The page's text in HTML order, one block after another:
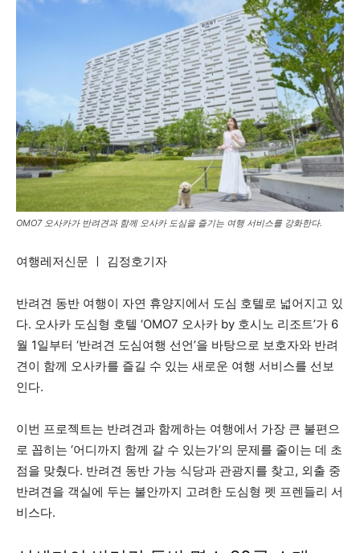
OMO7 오사카가 반려견과 함께 오사카 도심을 즐기는 여행 서비스를 강화한다.
여행레저신문 ㅣ 김정호기자
반려견 동반 여행이 자연 휴양지에서 도심 호텔로 넓어지고 있
다. 오사카 도심형 호텔 ‘OMO7 오사카 by 호시노 리조트’가 6
월 1일부터 ‘반려견 도심여행 선언’을 바탕으로 보호자와 반려
견이 함께 오사카를 즐길 수 있는 새로운 여행 서비스를 선보
인다.
이번 프로젝트는 반려견과 함께하는 여행에서 가장 큰 불편으
로 꼽히는 ‘어디까지 함께 갈 수 있는가’의 문제를 줄이는 데 초
점을 맞췄다. 반려견 동반 가능 식당과 관광지를 찾고, 외출 중
반려견을 객실에 두는 불안까지 고려한 도심형 펫 프렌들리 서
비스다.